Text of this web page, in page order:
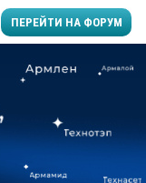
ПЕРЕЙТИ НА ФОРУМ
заводу пластмасс"